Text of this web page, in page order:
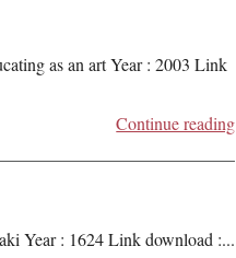
as an art Year : 2003 Link
Continue reading
Year : 1624 Link download :...